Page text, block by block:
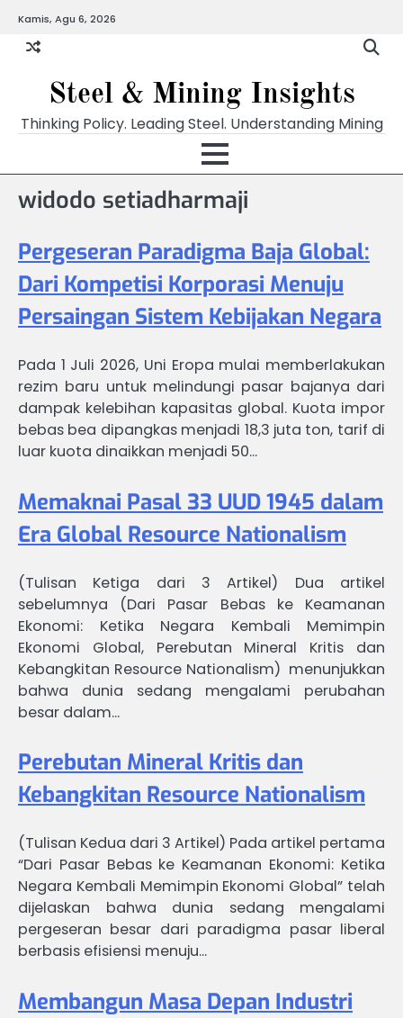
content
Kamis, Agu 6, 2026
Steel & Mining Insights
Thinking Policy. Leading Steel. Understanding Mining
widodo setiadharmaji
Pergeseran Paradigma Baja Global:
Dari Kompetisi Korporasi Menuju
Persaingan Sistem Kebijakan Negara
Pada 1 Juli 2026, Uni Eropa mulai memberlakukan
rezim baru untuk melindungi pasar bajanya dari
dampak kelebihan kapasitas global. Kuota impor
bebas bea dipangkas menjadi 18,3 juta ton, tarif di
luar kuota dinaikkan menjadi 50…
Memaknai Pasal 33 UUD 1945 dalam
Era Global Resource Nationalism
(Tulisan Ketiga dari 3 Artikel) Dua artikel
sebelumnya (Dari Pasar Bebas ke Keamanan
Ekonomi: Ketika Negara Kembali Memimpin
Ekonomi Global, Perebutan Mineral Kritis dan
Kebangkitan Resource Nationalism) menunjukkan
bahwa dunia sedang mengalami perubahan
besar dalam…
Perebutan Mineral Kritis dan
Kebangkitan Resource Nationalism
(Tulisan Kedua dari 3 Artikel) Pada artikel pertama
“Dari Pasar Bebas ke Keamanan Ekonomi: Ketika
Negara Kembali Memimpin Ekonomi Global” telah
dijelaskan bahwa dunia sedang mengalami
pergeseran besar dari paradigma pasar liberal
berbasis efisiensi menuju…
Membangun Masa Depan Industri